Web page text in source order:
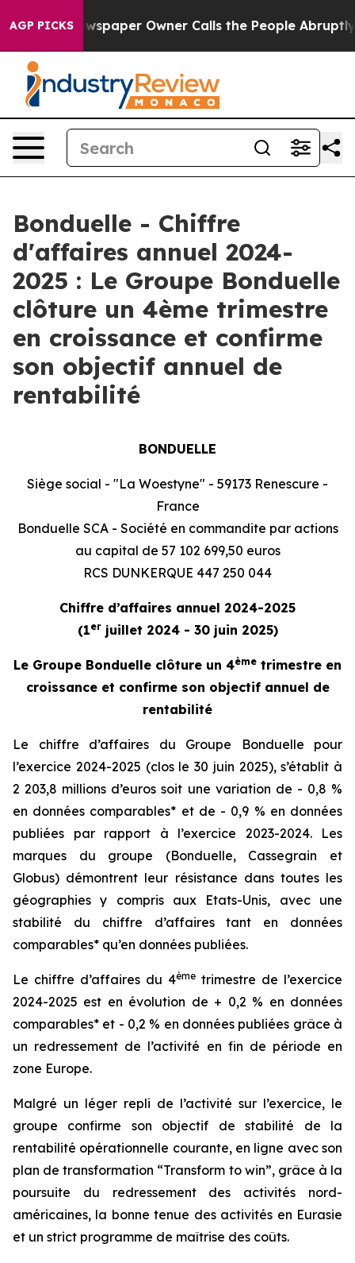
AGP PICKS Owner Calls the People Abruptly Laid off
Bonduelle - Chiffre
d'affaires annuel 2024-
2025 : Le Groupe Bonduelle
clôture un 4ème trimestre
en croissance et confirme
son objectif annuel de
rentabilité
BONDUELLE
Siège social - "La Woestyne" - 59173 Renescure -
France
Bonduelle SCA - Société en commandite par actions
au capital de 57 102 699,50 euros
RCS DUNKERQUE 447 250 044
Chiffre d’affaires annuel 2024-2025
(1erjuillet 2024 - 30 juin 2025)
Le Groupe Bonduelle clôture un 4ème trimestre en
croissance et confirme son objectif annuel de
rentabilité
Le chiffre d’affaires du Groupe Bonduelle pour
l’exercice 2024-2025 (clos le 30 juin 2025), s’établit à
2 203,8 millions d’euros soit une variation de - 0,8 %
en données comparables* et de - 0,9 % en données
publiées par rapport à l’exercice 2023-2024. Les
marques du groupe (Bonduelle, Cassegrain et
Globus) démontrent leur résistance dans toutes les
géographies y compris aux Etats-Unis, avec une
stabilité du chiffre d’affaires tant en données
comparables* qu’en données publiées.
Le chiffre d’affaires du 4ème trimestre de l’exercice
2024-2025 est en évolution de + 0,2 % en données
comparables* et - 0,2 % en données publiées grâce à
un redressement de l’activité en fin de période en
zone Europe.
Malgré un léger repli de l’activité sur l’exercice, le
groupe confirme son objectif de stabilité de la
rentabilité opérationnelle courante, en ligne avec son
plan de transformation “Transform to win”, grâce à la
poursuite du redressement des activités nord-
américaines, la bonne tenue des activités en Eurasie
et un strict programme de maîtrise des coûts.